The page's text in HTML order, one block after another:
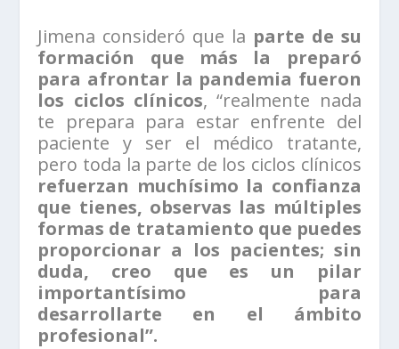
Jimena consideró que la parte de su
formación que más la preparó
para afrontar la pandemia fueron
los ciclos clínicos, “realmente nada
te prepara para estar enfrente del
paciente y ser el médico tratante,
pero toda la parte de los ciclos clínicos
refuerzan muchísimo la confianza
que tienes, observas las múltiples
formas de tratamiento que puedes
proporcionar a los pacientes; sin
duda, creo que es un pilar
importantísimo para
desarrollarte en el ámbito
profesional”.